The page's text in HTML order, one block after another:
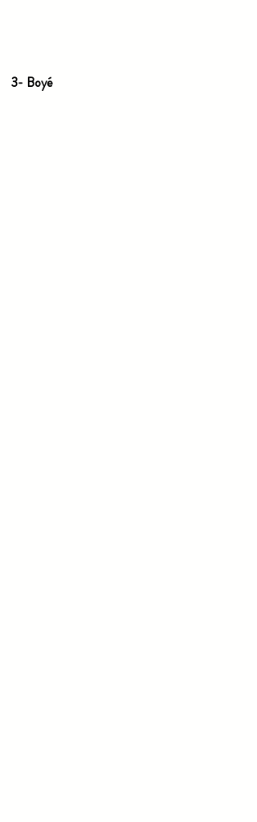
3- Boyé